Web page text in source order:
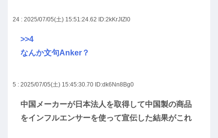
24 : 2025/07/05(土) 15:51:24.62 ID:2kKrJIZl0
>>4
なんか文句Anker？
5 : 2025/07/05(土) 15:45:30.70 ID:dk6Nn8Bg0
中国メーカーが日本法人を取得して中国製の商品
をインフルエンサーを使って宣伝した結果がこれ